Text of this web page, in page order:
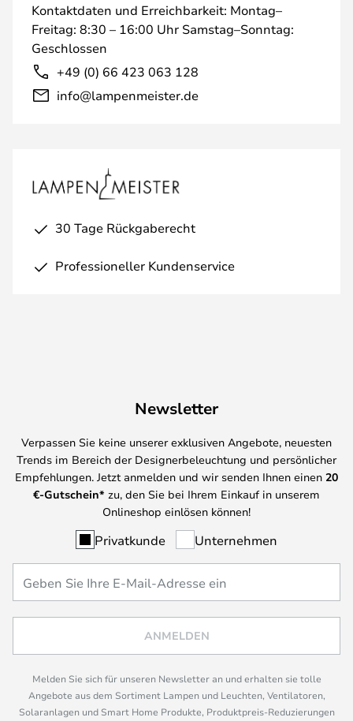
Kontaktdaten und Erreichbarkeit: Montag–
Freitag: 8:30 – 16:00 Uhr Samstag–Sonntag:
Geschlossen
+49 (0) 66 423 063 128
info@lampenmeister.de
30 Tage Rückgaberecht
Professioneller Kundenservice
Newsletter
Verpassen Sie keine unserer exklusiven Angebote, neuesten
Trends im Bereich der Designerbeleuchtung und persönlicher
Empfehlungen. Jetzt anmelden und wir senden Ihnen einen 20
€-Gutschein* zu, den Sie bei Ihrem Einkauf in unserem
Onlineshop einlösen können!
Privatkunde Unternehmen
ANMELDEN
Melden Sie sich für unseren Newsletter an und erhalten sie tolle
Angebote aus dem Sortiment Lampen und Leuchten, Ventilatoren,
Solaranlagen und Smart Home Produkte, Produktpreis-Reduzierungen